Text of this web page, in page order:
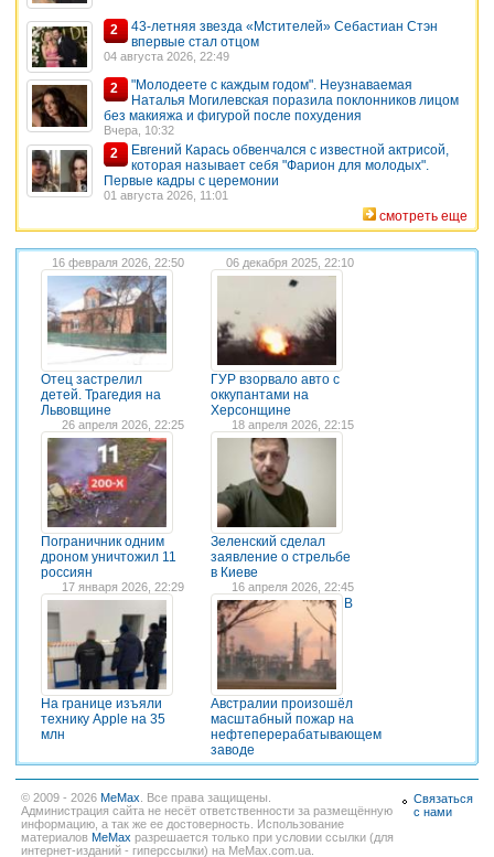
2
43-летняя звезда «Мстителей» Себастиан Стэн
впервые стал отцом
04 августа 2026, 22:49
2
"Молодеете с каждым годом". Неузнаваемая
Наталья Могилевская поразила поклонников лицом
без макияжа и фигурой после похудения
Вчера, 10:32
2
Евгений Карась обвенчался с известной актрисой,
которая называет себя "Фарион для молодых".
Первые кадры с церемонии
01 августа 2026, 11:01
смотреть еще
16 февраля 2026, 22:50
Отец застрелил
детей. Трагедия на
Львовщине
06 декабря 2025, 22:10
ГУР взорвало авто с
оккупантами на
Херсонщине
26 апреля 2026, 22:25
Пограничник одним
дроном уничтожил 11
россиян
18 апреля 2026, 22:15
Зеленский сделал
заявление о стрельбе
в Киеве
17 января 2026, 22:29
На границе изъяли
технику Apple на 35
млн
16 апреля 2026, 22:45
В
Австралии произошёл
масштабный пожар на
нефтеперерабатывающем
заводе
© 2009 - 2026 MeMax . Все права защищены.
Администрация сайта не несёт ответственности за размещённую
информацию, а так же ее достоверность. Использование
материалов MeMax разрешается только при условии ссылки (для
интернет-изданий - гиперссылки) на MeMax.com.ua.
Связаться
с нами